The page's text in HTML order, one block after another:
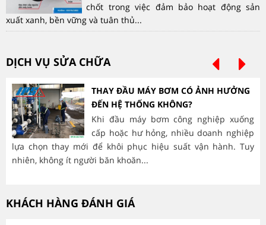
chốt trong việc đảm bảo hoạt động sản
xuất xanh, bền vững và tuân thủ...
DỊCH VỤ SỬA CHỮA
THAY ĐẦU MÁY BƠM CÓ ẢNH HƯỞNG
ĐẾN HỆ THỐNG KHÔNG?
Khi đầu máy bơm công nghiệp xuống
cấp hoặc hư hỏng, nhiều doanh nghiệp
lựa chọn thay mới để khôi phục hiệu suất vận hành. Tuy
nhiên, không ít người băn khoăn...
KHÁCH HÀNG ĐÁNH GIÁ